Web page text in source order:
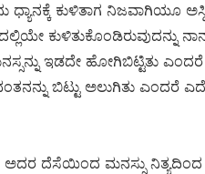
ಧ್ಯಾನಕ್ಕೆ ಕುಳಿತಾಗ ನಿಜವಾಗಿಯೂ
ಕುಳಿತುಕೊಂಡಿರುವುದನ್ನು
ಇಡದೇ ಹೋಗಿಬಿಟ್ಟಿತು ಎಂದರೆ
ಬಿಟ್ಟು ಅಲುಗಿತು ಎಂದರೆ
ಅದರ ದೆಸೆಯಿಂದ ಮನಸ್ಸು ನಿತ್ಯದಿಂದ